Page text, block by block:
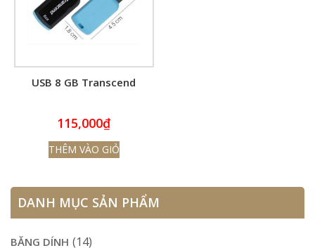
USB 8 GB Transcend
115,000₫
THÊM VÀO GIỎ
DANH MỤC SẢN PHẨM
BĂNG DÍNH (14)